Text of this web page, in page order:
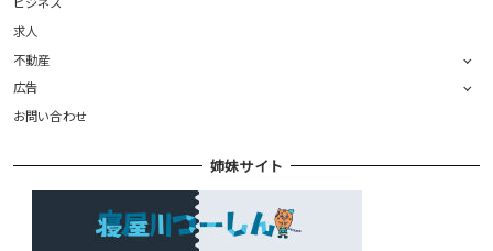
求人
不動産
広告
お問い合わせ
姉妹サイト